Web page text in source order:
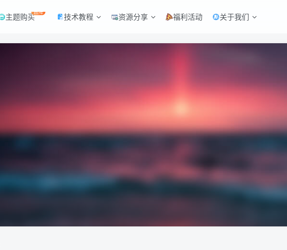
主题购买直降 技术教程 资源分享 福利活动 关于我们